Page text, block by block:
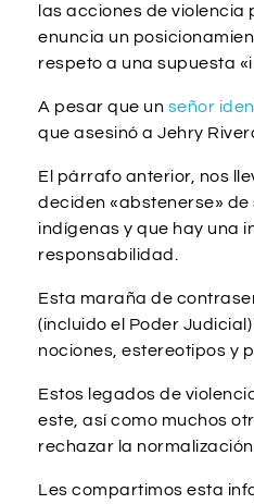
las acciones de
enuncia un
respeto a una supuesta
A pesar que un señor
que asesinó a Jehry
El párrafo anterior, nos
deciden «abstenerse»
indígenas y que hay una
responsabilidad.
Esta maraña de
(incluido el Poder
nociones, estereotipos y
Estos legados de
este, así como muchos
rechazar la
Les compartimos esta